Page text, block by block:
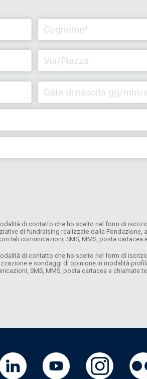
di contatto che ho scelto nel form di
di fundraising realizzate dalla
tali comunicazioni, SMS, MMS, posta
di contatto che ho scelto nel form di
e sondaggi di opinione in modalità
SMS, MMS, posta cartacea e chiamate